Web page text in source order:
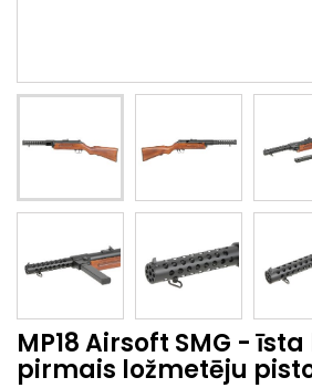
MP18 Airsoft SMG -
pirmais ložmetēju